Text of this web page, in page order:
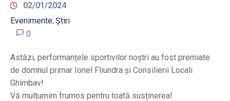
02/01/2024
Evenimente‚Știri
0
Astăzi, performanțele sportivilor noștri au fost premiate
de domnul primar Ionel Fliundra și Consilierii Locali
Ghimbav!
Vă mulțumim frumos pentru toată susținerea!